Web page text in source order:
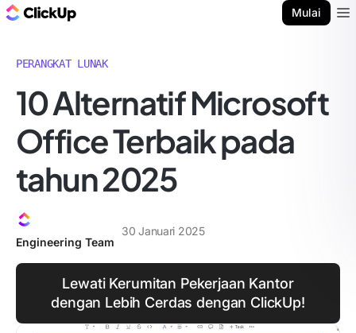
Mulai
PERANGKAT LUNAK
10 Alternatif Microsoft
Office Terbaik pada
tahun 2025
Engineering Team
30 Januari 2025
Lewati Kerumitan Pekerjaan Kantor
dengan Lebih Cerdas dengan ClickUp!